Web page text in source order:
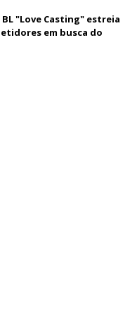
"Love Casting" estreia
em busca do